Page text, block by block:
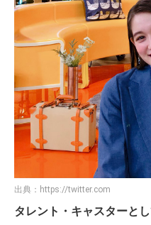
出典： https://twitter.com
タレント・キャスターと